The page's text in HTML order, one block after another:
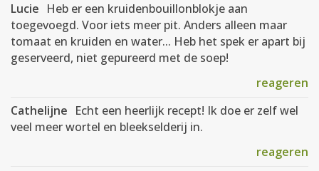
Lucie Heb er een kruidenbouillonblokje aan
toegevoegd. Voor iets meer pit. Anders alleen maar
tomaat en kruiden en water... Heb het spek er apart bij
geserveerd, niet gepureerd met de soep!
reageren
Cathelijne Echt een heerlijk recept! Ik doe er zelf wel
veel meer wortel en bleekselderij in.
reageren